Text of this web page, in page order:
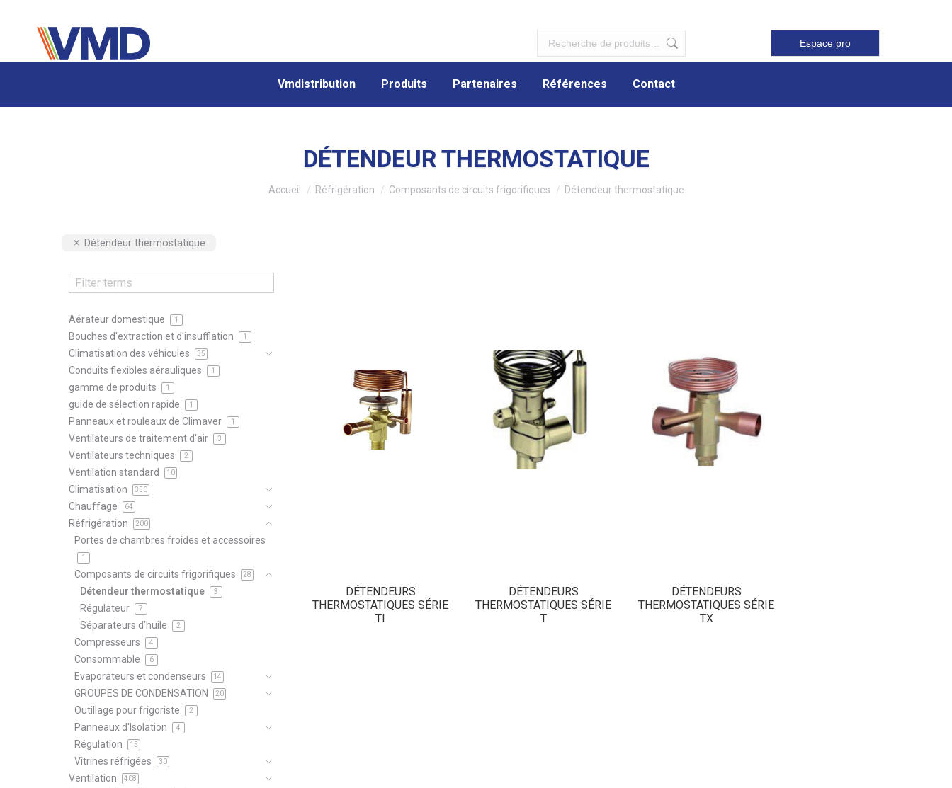
Espace pro
Vmdistribution Produits Partenaires Références Contact
DÉTENDEUR THERMOSTATIQUE
Accueil Réfrigération Composants de circuits frigorifiques Détendeur thermostatique
DÉTENDEURS
THERMOSTATIQUES SÉRIE
TI
DÉTENDEURS
THERMOSTATIQUES SÉRIE
T
DÉTENDEURS
THERMOSTATIQUES SÉRIE
TX
Détendeur thermostatique
Aérateur domestique 1
Bouches d'extraction et d'insufflation 1
Climatisation des véhicules 35
Conduits flexibles aérauliques 1
gamme de produits 1
guide de sélection rapide 1
Panneaux et rouleaux de Climaver 1
Ventilateurs de traitement d'air 3
Ventilateurs techniques 2
Ventilation standard 10
Climatisation 350
Chauffage 64
Réfrigération 200
Portes de chambres froides et accessoires
1
Composants de circuits frigorifiques 28
Détendeur thermostatique 3
Régulateur 7
Séparateurs d’huile 2
Compresseurs 4
Consommable 6
Evaporateurs et condenseurs 14
GROUPES DE CONDENSATION 20
Outillage pour frigoriste 2
Panneaux d'Isolation 4
Régulation 15
Vitrines réfrigées 30
Ventilation 408